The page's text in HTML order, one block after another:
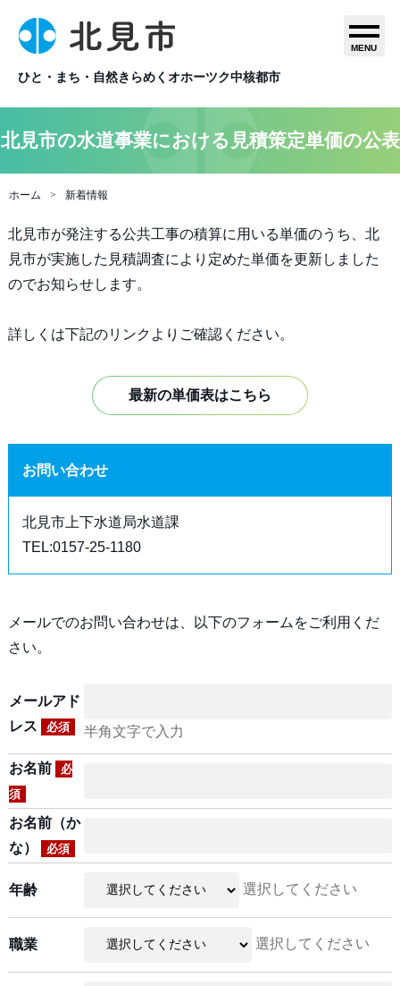
ひと・まち・自然きらめくオホーツク中核都市
MENU
北見市の水道事業における見積策定単価の公表
ホーム 新着情報
北見市が発注する公共工事の積算に用いる単価のうち、北
見市が実施した見積調査により定めた単価を更新しました
のでお知らせします。
詳しくは下記のリンクよりご確認ください。
最新の単価表はこちら
お問い合わせ
北見市上下水道局水道課
TEL:0157-25-1180
メールでのお問い合わせは、以下のフォームをご利用くだ
さい。
メールアド
レス
必須 半角文字で入力
お名前
必
須
お名前（か
な）
必須
年齢 選択してください
職業 選択してください